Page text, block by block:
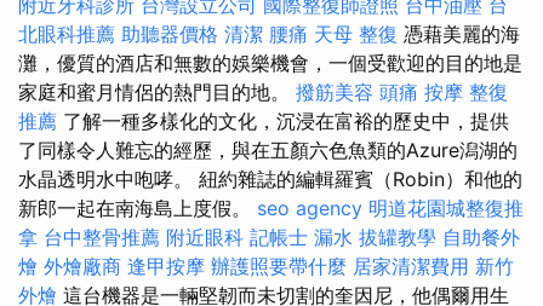
附近牙科診所 台灣設立公司 國際整復師證照 台中油壓 台
北眼科推薦 助聽器價格 清潔 腰痛 天母 整復 憑藉美麗的海
灘，優質的酒店和無數的娛樂機會，一個受歡迎的目的地是
家庭和蜜月情侶的熱門目的地。 撥筋美容 頭痛 按摩 整復
推薦 了解一種多樣化的文化，沉浸在富裕的歷史中，提供
了同樣令人難忘的經歷，與在五顏六色魚類的Azure潟湖的
水晶透明水中咆哮。 紐約雜誌的編輯羅賓（Robin）和他的
新郎一起在南海島上度假。 seo agency 明道花園城整復推
拿 台中整骨推薦 附近眼科 記帳士 漏水 拔罐教學 自助餐外
燴 外燴廠商 逢甲按摩 辦護照要帶什麼 居家清潔費用 新竹
外燴 這台機器是一輛堅韌而未切割的奎因尼，他偶爾用生